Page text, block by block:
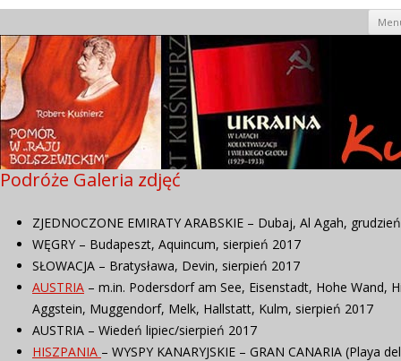
Podróże Galeria zdjęć
ZJEDNOCZONE EMIRATY ARABSKIE – Dubaj, Al Agah,
WĘGRY – Budapeszt, Aquincum, sierpień 2017
SŁOWACJA – Bratysława, Devin, sierpień 2017
AUSTRIA – m.in. Podersdorf am See, Eisenstadt, Hohe Wand,
Aggstein, Muggendorf, Melk, Hallstatt, Kulm, sierpień 2017
AUSTRIA – Wiedeń lipiec/sierpień 2017
HISZPANIA – WYSPY KANARYJSKIE – GRAN CANARIA